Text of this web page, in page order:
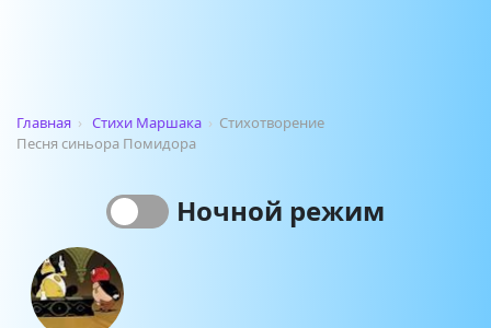
Главная › Стихи Маршака › Стихотворение
Песня синьора Помидора
Ночной режим